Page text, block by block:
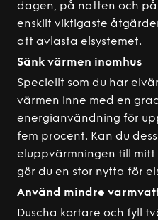
dagen, på natten och
enskilt viktigaste
att avlasta elsystemet.
Sänk värmen inomhus
Speciellt som du har
värmen inne med en
energianvändning för
fem procent. Kan du
eluppvärmningen till
gör du en stor nytta för
Använd mindre
Duscha kortare och fyll